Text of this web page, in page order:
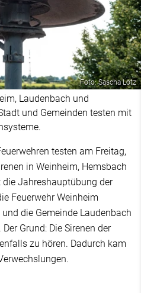
Foto: Sascha Lotz
Laudenbach und
und Gemeinden testen mit
testen am Freitag,
in Weinheim, Hemsbach
Jahreshauptübung der
Feuerwehr Weinheim
die Gemeinde Laudenbach
Grund: Die Sirenen der
zu hören. Dadurch kam